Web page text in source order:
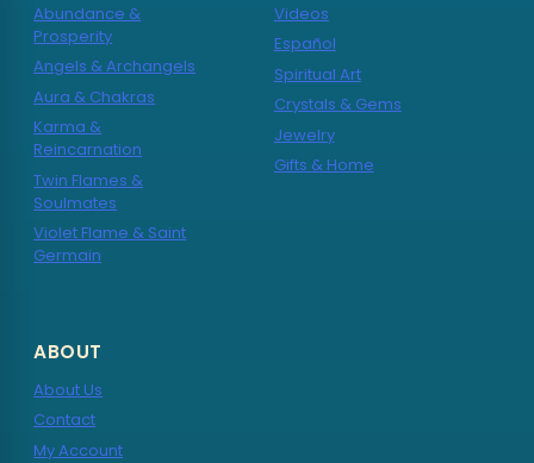
Abundance &
Prosperity
Angels & Archangels
Aura & Chakras
Karma &
Reincarnation
Twin Flames &
Soulmates
Violet Flame & Saint
Germain
Videos
Español
Spiritual Art
Crystals & Gems
Jewelry
Gifts & Home
ABOUT
About Us
Contact
My Account